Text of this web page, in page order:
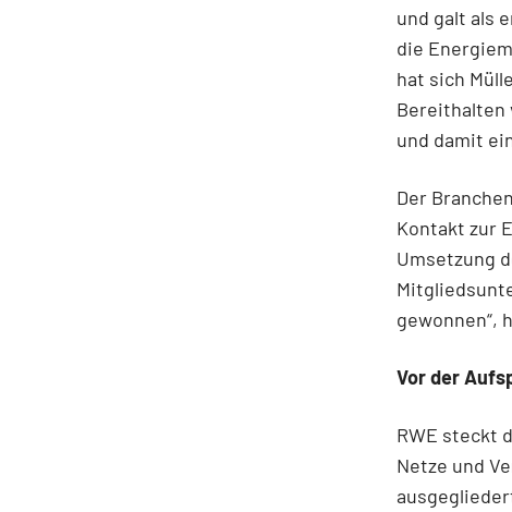
und galt als
die
hat sich
Bereithalten
und damit
Der
Kontakt zur
Umsetzung
gewonnen“,
Vor der
RWE steckt
Netze und